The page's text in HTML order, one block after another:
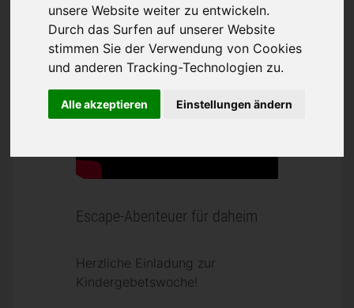
unsere Website weiter zu entwickeln.
Durch das Surfen auf unserer Website
stimmen Sie der Verwendung von Cookies
und anderen Tracking-Technologien zu.
Alle akzeptieren Einstellungen ändern
alten Babylon
Escape-Abenteuer für daheim
Herzliche Einladung zur
Kindergebetswoche!